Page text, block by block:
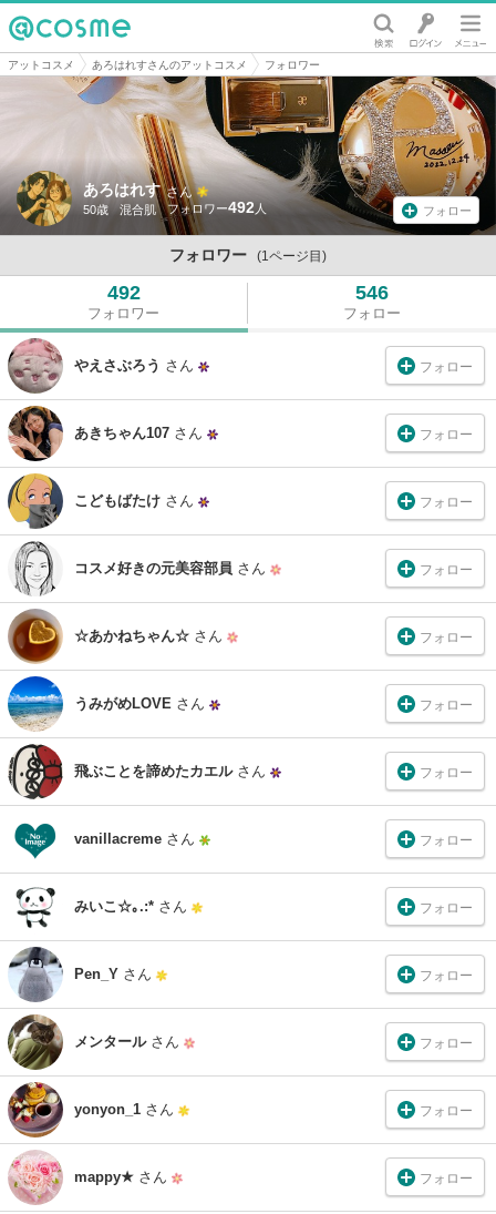
@cosme
アットコスメ あろはれすさんのアットコスメ フォロワー
あろはれす さん
50歳 混合肌 492 フォロー
フォロワー (1ページ目)
492
フォロワー
546
フォロー
やえさぶろう さん フォロー
あきちゃん107 さん フォロー
こどもばたけ さん フォロー
コスメ好きの元美容部員 さん フォロー
☆あかねちゃん☆ さん フォロー
うみがめLOVE さん フォロー
飛ぶことを諦めたカエル さん フォロー
vanillacreme さん フォロー
みいこ☆｡.:* さん フォロー
Pen_Y さん フォロー
メンタール さん フォロー
yonyon_1 さん フォロー
mappy★ さん フォロー